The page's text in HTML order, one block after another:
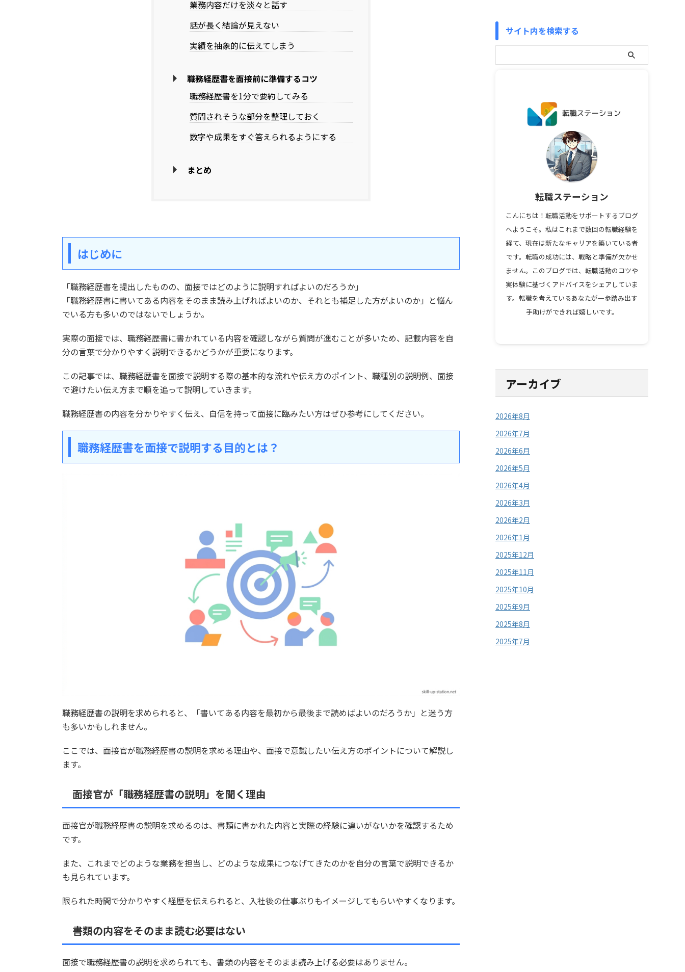
業務内容だけを淡々と話す
話が長く結論が見えない
実績を抽象的に伝えてしまう
職務経歴書を面接前に準備するコツ
職務経歴書を1分で要約してみる
質問されそうな部分を整理しておく
数字や成果をすぐ答えられるようにする
まとめ
はじめに
「職務経歴書を提出したものの、面接ではどのように説明すればよいのだろうか」
「職務経歴書に書いてある内容をそのまま読み上げればよいのか、それとも補足した方がよいのか」と悩ん
でいる方も多いのではないでしょうか。
実際の面接では、職務経歴書に書かれている内容を確認しながら質問が進むことが多いため、記載内容を自
分の言葉で分かりやすく説明できるかどうかが重要になります。
この記事では、職務経歴書を面接で説明する際の基本的な流れや伝え方のポイント、職種別の説明例、面接
で避けたい伝え方まで順を追って説明していきます。
職務経歴書の内容を分かりやすく伝え、自信を持って面接に臨みたい方はぜひ参考にしてください。
職務経歴書を面接で説明する目的とは？
職務経歴書の説明を求められると、「書いてある内容を最初から最後まで読めばよいのだろうか」と迷う方
も多いかもしれません。
ここでは、面接官が職務経歴書の説明を求める理由や、面接で意識したい伝え方のポイントについて解説し
ます。
面接官が「職務経歴書の説明」を聞く理由
面接官が職務経歴書の説明を求めるのは、書類に書かれた内容と実際の経験に違いがないかを確認するため
です。
また、これまでどのような業務を担当し、どのような成果につなげてきたのかを自分の言葉で説明できるか
も見られています。
限られた時間で分かりやすく経歴を伝えられると、入社後の仕事ぶりもイメージしてもらいやすくなります。
書類の内容をそのまま読む必要はない
面接で職務経歴書の説明を求められても、書類の内容をそのまま読み上げる必要はありません。
サイト内を検索する
転職ステーション
こんにちは！転職活動をサポートするブログ
へようこそ。私はこれまで数回の転職経験を
経て、現在は新たなキャリアを築いている者
です。転職の成功には、戦略と準備が欠かせ
ません。このブログでは、転職活動のコツや
実体験に基づくアドバイスをシェアしていま
す。転職を考えているあなたが一歩踏み出す
手助けができれば嬉しいです。
アーカイブ
2026年8月
2026年7月
2026年6月
2026年5月
2026年4月
2026年3月
2026年2月
2026年1月
2025年12月
2025年11月
2025年10月
2025年9月
2025年8月
2025年7月